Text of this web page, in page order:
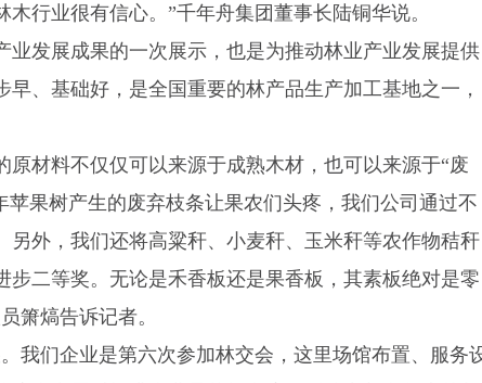
行业很有信心。”千年舟集团董事长陆铜华说。
业发展成果的一次展示，也是为推动林业产业发展提供
、基础好，是全国重要的林产品生产加工基地之一，
材料不仅仅可以来源于成熟木材，也可以来源于“废
果树产生的废弃枝条让果农们头疼，我们公司通过不
另外，我们还将高粱秆、小麦秆、玉米秆等农作物秸秆
步二等奖。无论是禾香板还是果香板，其素板绝对是零
箫熇告诉记者。
我们企业是第六次参加林交会，这里场馆布置、服务